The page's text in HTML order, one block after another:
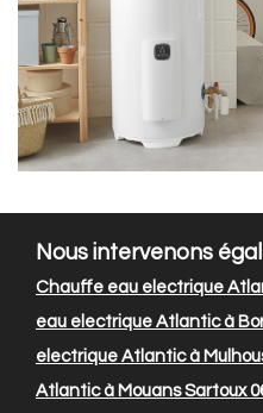
Nous intervenons
Chauffe eau electrique
eau electrique Atlantic à
electrique Atlantic à
Atlantic à Mouans Sartoux